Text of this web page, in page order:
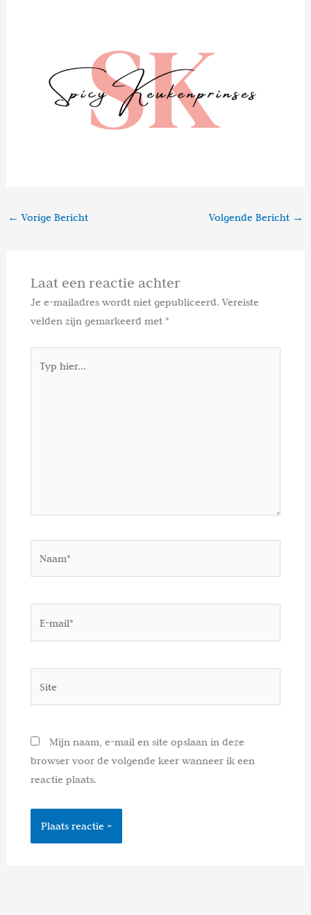
← Vorige Bericht Volgende Bericht →
Laat een reactie achter
Je e-mailadres wordt niet gepubliceerd. Vereiste
velden zijn gemarkeerd met *
hier...
Mijn naam, e-mail en site opslaan in deze
browser voor de volgende keer wanneer ik een
reactie plaats.